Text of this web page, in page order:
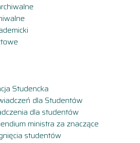
Studencka
dla Studentów
dla studentów
ministra za znaczące
studentów